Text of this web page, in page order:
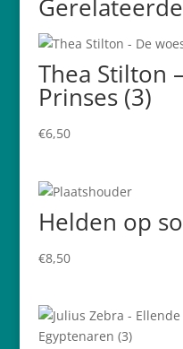
Thea Stilton
Prinses (3)
€6,50
Helden op
€8,50